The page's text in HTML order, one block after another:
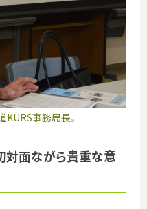
KURS事務局長。
対面ながら貴重な意